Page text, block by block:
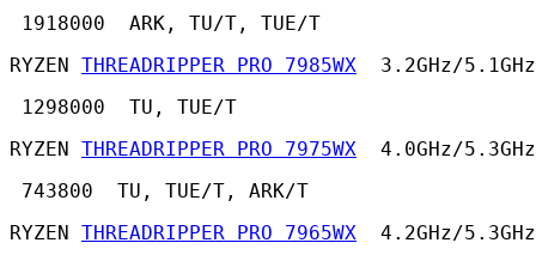
1918000  ARK, TU/T, TUE/T
RYZEN THREADRIPPER PRO 7985WX
3.2GHz/
1298000  TU, TUE/T
RYZEN THREADRIPPER PRO 7975WX
4.0GHz/
743800  TU, TUE/T, ARK/T
RYZEN THREADRIPPER PRO 7965WX
4.2GHz/